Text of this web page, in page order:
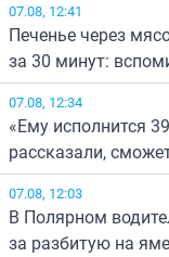
07.08, 12:41
Печенье через
за 30 минут:
07.08, 12:34
«Ему исполнится
рассказали,
07.08, 12:03
В Полярном
за разбитую на